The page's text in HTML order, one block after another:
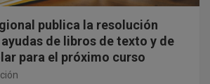
publica la resolución
de libros de texto y de
para el próximo curso